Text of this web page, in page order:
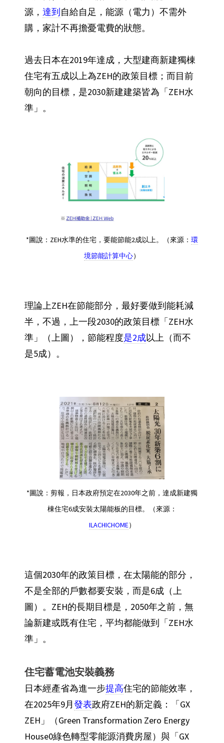
源， 達到自給自足，能源（電力）不需外
購，家計不再擔憂電費的狀態。
過去日本在2019年達成，大型建商新建獨棟
住宅有五成以上為ZEH的政策目標；而目前
朝向的目標，是2030新建建築皆為「ZEH水
準」。
*圖說：ZEH水準的住宅，要能節能2成以上。（來源： 環
境節能計算中心）
理論上ZEH在節能部分，最好要做到能耗減
半，不過，上一段2030的政策目標「ZEH水
準」（上圖），節能程度是2成以上（而不
是5成）。
*圖說：剪報，日本政府預定在2030年之前，達成新建獨
棟住宅6成安裝太陽能板的目標。（來源：
ILACHICHOME）
這個2030年的政策目標，在太陽能的部分，
不是全部的戶數都要安裝，而是6成（上
圖）。ZEH的長期目標是，2050年之前，無
論新建或既有住宅，平均都能做到「ZEH水
準」。
住宅蓄電池安裝義務
日本經產省為進一步提高住宅的節能效率，
在2025年9月發表政府ZEH的新定義：「GX
ZEH」（Green Transformation Zero Energy
House0綠色轉型零能源消費房屋）與「GX